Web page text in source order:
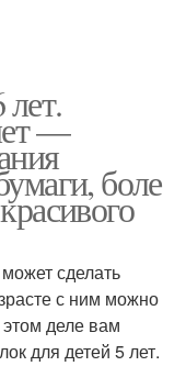
—
боле
сделать
с ним можно
деле вам
для детей 5 лет.